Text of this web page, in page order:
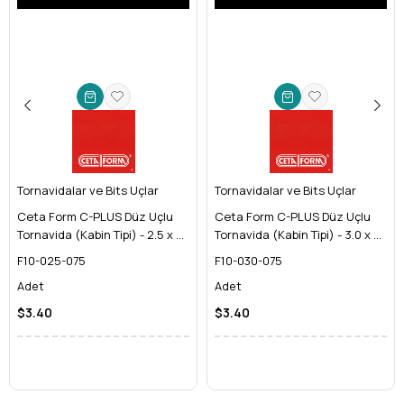
minimize eder. Bu sayede hem vida başının aşınmasını
Yüksek Tork Transferi:
Vidalara uyguladığınız gücü
maksimum verimlilikle ileterek, sıkılaşmış veya paslanmış
vidaları bile kolayca gevşetmenizi sağlar. İş gücünüzü en
verimli şekilde kullanırsınız.
Ceta Form Güvencesi ve Kalitesi:
Yılların deneyimiyle
el aletleri sektöründe kendine sağlam bir yer edinmiş
Ceta Form'un kalite standartlarına uygun olarak
üretilmiştir. Her bir tornavida, zorlu testlerden geçerek
Uzun Ömürlü Krom Vanadyum Çelik:Uç kısmı, yüksek
kaliteli krom vanadyum çeliğinden (CrV) üretilmiştir. Bu
özel alaşım, yıpranmaya, borozyona ve paslanmaya karşı
sap, uzun süreli kullanımlarda bile el yorgunluğunu en aza
Tornavidalar ve Bits Uçlar
Ceta Form C-PLUS Düz Uçlu
Tornavida (Kabin Tipi) - 2.5 x 75
F10-025-075
Adet
$3.40
Tornavidalar ve Bits Uçlar
Ceta Form C-PLUS Düz Uçlu
Tornavida (Kabin Tipi) - 3.0 x 75
F10-030-075
Adet
$3.40